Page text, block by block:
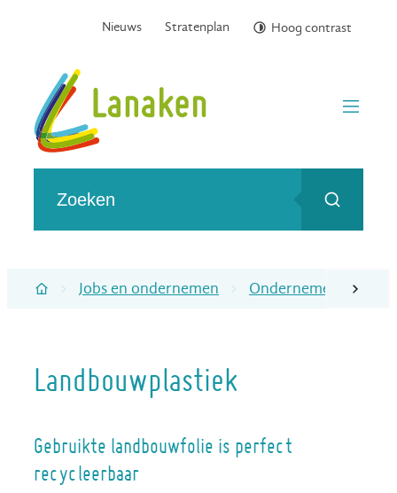
Naar inhoudNieuws Stratenplan Hoog contrast
Gemeente Lanaken
Zoeken
menu
scroll
Startpagina
Jobs en ondernemen Ondernemers en
Landbouwplastiek
Gebruikte landbouwfolie is perfect
recycleerbaar